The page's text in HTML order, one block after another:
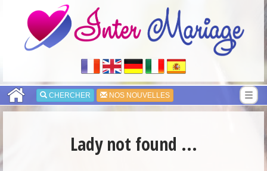
CHERCHER NOS NOUVELLES
Lady not found ...